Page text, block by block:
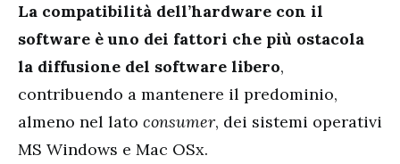
La compatibilità dell’hardware con il
software è uno dei fattori che più ostacola
la diffusione del software libero,
contribuendo a mantenere il predominio,
almeno nel lato consumer, dei sistemi operativi
MS Windows e Mac OSx.